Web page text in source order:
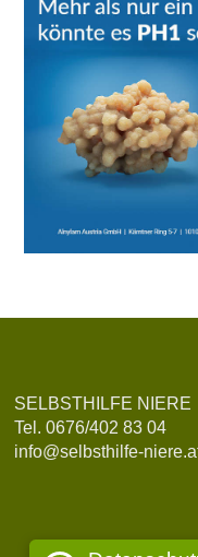
SELBSTHILFE NIERE
Tel. 0676/402 83 04
info@selbsthilfe-